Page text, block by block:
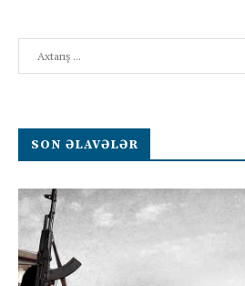
SON ƏLAVƏLƏR